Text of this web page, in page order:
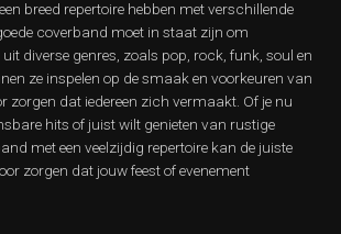
breed repertoire hebben met verschillende
coverband moet in staat zijn om
diverse genres, zoals pop, rock, funk, soul en
ze inspelen op de smaak en voorkeuren van
zorgen dat iedereen zich vermaakt. Of je nu
hits of juist wilt genieten van rustige
met een veelzijdig repertoire kan de juiste
zorgen dat jouw feest of evenement